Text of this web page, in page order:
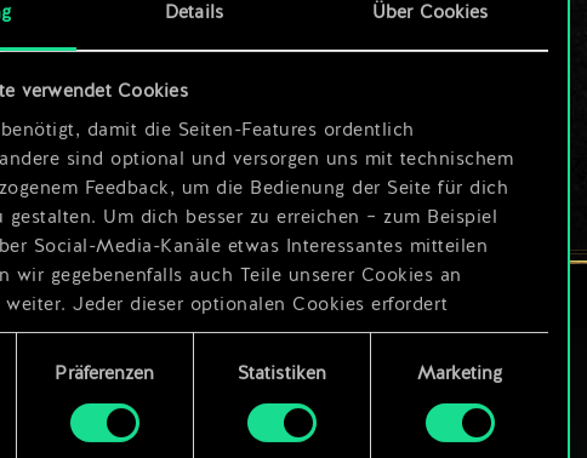
Details Über Cookies
verwendet Cookies
damit die Seiten-Features ordentlich
sind optional und versorgen uns mit technischem
Feedback, um die Bedienung der Seite für dich
gestalten. Um dich besser zu erreichen – zum Beispiel
Social-Media-Kanäle etwas Interessantes mitteilen
wir gegebenenfalls auch Teile unserer Cookies an
weiter. Jeder dieser optionalen Cookies erfordert
Zustimmung.
wo du, falls gewünscht, auch alle Einstellungen rund
Präferenzen Statistiken Marketing
x2